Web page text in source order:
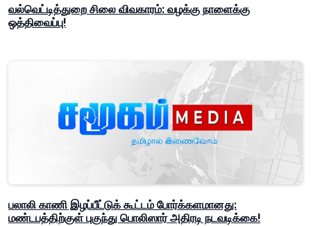
வல்வெட்டித்துறை சிலை விவகாரம்: வழக்கு நாளைக்கு
ஒத்திவைப்பு!
பலாலி காணி இழப்பீட்டுக் கூட்டம் போர்க்களமானது:
மண்டபத்திற்குள் புகுந்து பொலிஸார் அதிரடி நடவடிக்கை!